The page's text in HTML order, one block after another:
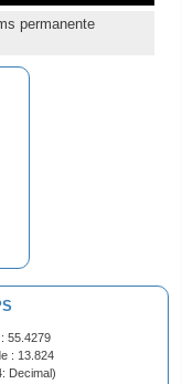
permanente
55.4279
: 13.824
Decimal)